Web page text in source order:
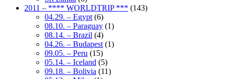
2011 – **** WORLDTRIP *** (143)
04.29. – Egypt (6)
08.10. – Paraguay (1)
08.14. – Brazil (4)
04.26. – Budapest (1)
09.05. – Peru (15)
05.14. – Iceland (5)
09.18. – Bolivia (11)